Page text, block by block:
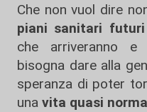
Che non vuol dire
piani sanitari futuri
che arriveranno
bisogna dare alla
speranza di poter
una vita quasi